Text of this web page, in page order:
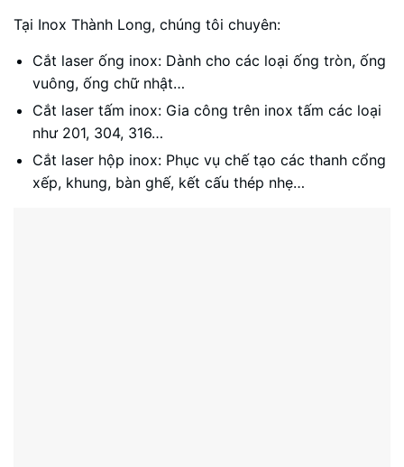
Tại Inox Thành Long, chúng tôi chuyên:
Cắt laser ống inox: Dành cho các loại ống tròn, ống
vuông, ống chữ nhật…
Cắt laser tấm inox: Gia công trên inox tấm các loại
như 201, 304, 316…
Cắt laser hộp inox: Phục vụ chế tạo các thanh cổng
xếp, khung, bàn ghế, kết cấu thép nhẹ…